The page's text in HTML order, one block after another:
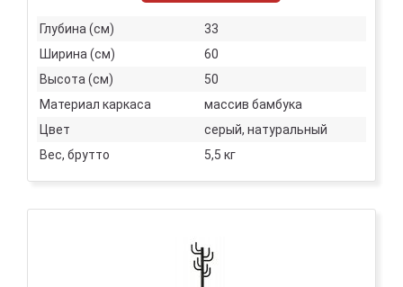
Глубина (см)
33
Ширина (см)
60
Высота (см)
50
Материал каркаса
массив бамбука
Цвет
серый, натуральный
Вес, брутто
5,5 кг